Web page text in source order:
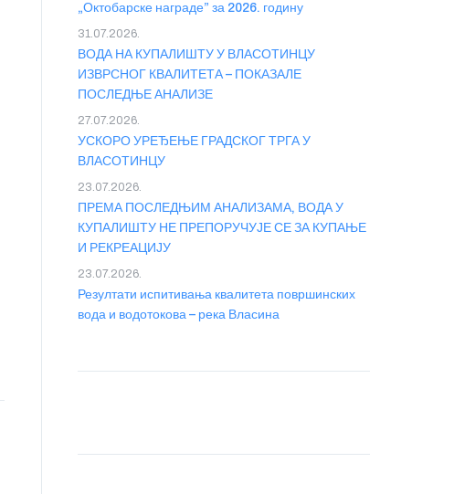
„Октобарске награде” за 2026. годину
ВОДА НА КУПАЛИШТУ У ВЛАСОТИНЦУ
ИЗВРСНОГ КВАЛИТЕТА – ПОКАЗАЛЕ
ПОСЛЕДЊЕ АНАЛИЗЕ
31.07.2026.
УСКОРО УРЕЂЕЊЕ ГРАДСКОГ ТРГА У
ВЛАСОТИНЦУ
27.07.2026.
ПРЕМА ПОСЛЕДЊИМ АНАЛИЗАМА, ВОДА У
КУПАЛИШТУ НЕ ПРЕПОРУЧУЈЕ СЕ ЗА КУПАЊЕ
И РЕКРЕАЦИЈУ
23.07.2026.
Резултати испитивања квалитета површинских
вода и водотокова – река Власина
23.07.2026.